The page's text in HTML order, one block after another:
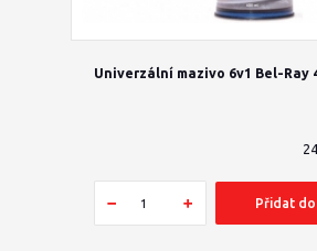
Univerzální mazivo 6v1 Bel-Ray
Přidat